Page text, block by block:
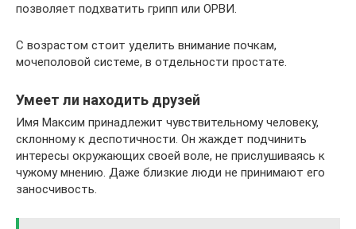
позволяет подхватить грипп или ОРВИ.
С возрастом стоит уделить внимание почкам,
мочеполовой системе, в отдельности простате.
Умеет ли находить друзей
Имя Максим принадлежит чувствительному человеку,
склонному к деспотичности. Он жаждет подчинить
интересы окружающих своей воле, не прислушиваясь к
чужому мнению. Даже близкие люди не принимают его
заносчивость.